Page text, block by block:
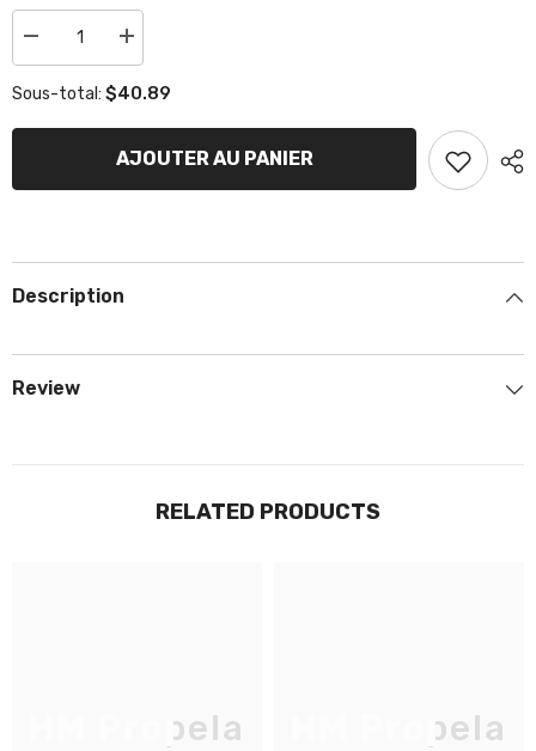
Réduire
la
de
Support
choc
Augmenter
la
de
Support
avant
pare-
choc
Sous-total: $40.89
AJOUTER AU PANIER
Description
Review
RELATED PRODUCTS
HM Propela HM Propela
réservées aux initiés